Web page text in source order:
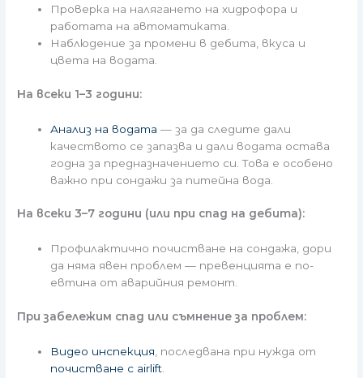
Проверка на налягането на хидрофора и
работата на автоматиката.
Наблюдение за промени в дебита, вкуса и
цвета на водата.
На всеки 1–3 години:
Анализ на водата — за да следите дали
качеството се запазва и дали водата остава
годна за предназначението си. Това е особено
важно при сондажи за питейна вода.
На всеки 3–7 години (или при спад на дебита):
Профилактично почистване на сондажа, дори
да няма явен проблем — превенцията е по-
евтина от аварийния ремонт.
При забележим спад или съмнение за проблем:
Видео инспекция , последвана при нужда от
почистване с airlift